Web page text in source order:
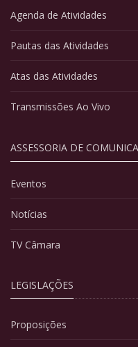
Agenda de Atividades
Pautas das Atividades
Atas das Atividades
Transmissões Ao Vivo
ASSESSORIA DE
Eventos
Notícias
TV Câmara
LEGISLAÇÕES
Proposições